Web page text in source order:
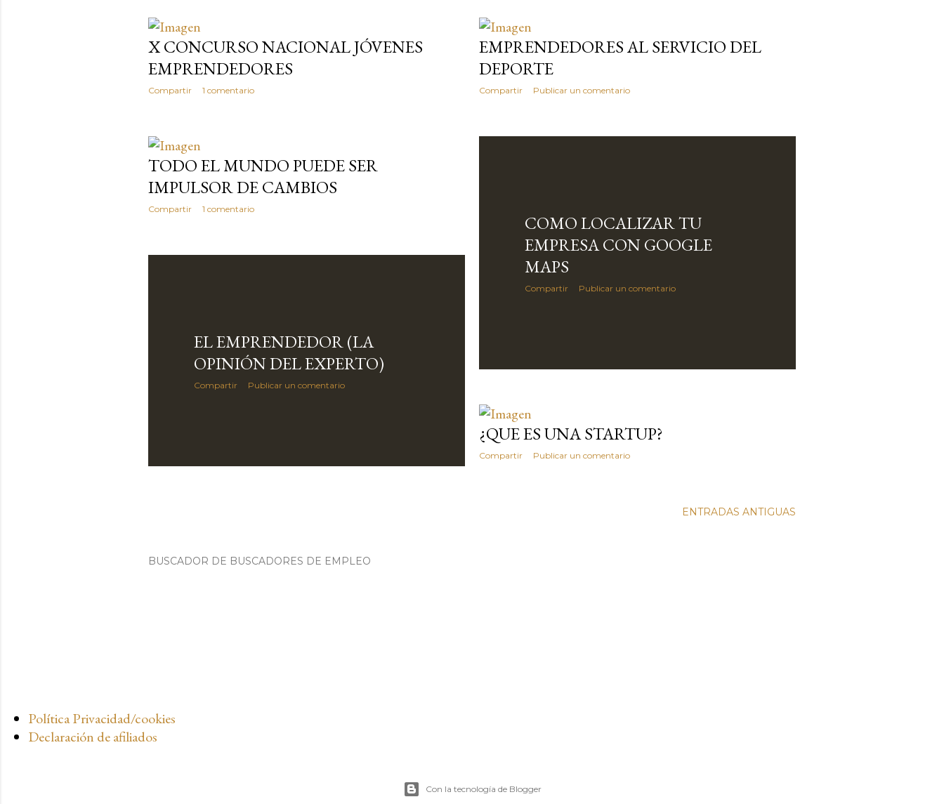
d
a
s
X CONCURSO NACIONAL JÓVENES
EMPRENDEDORES
Compartir 1 comentario
EMPRENDEDORES AL SERVICIO DEL
DEPORTE
Compartir Publicar un comentario
TODO EL MUNDO PUEDE SER
IMPULSOR DE CAMBIOS
Compartir 1 comentario
COMO LOCALIZAR TU
EMPRESA CON GOOGLE
MAPS
Compartir Publicar un comentario
EL EMPRENDEDOR (LA
OPINIÓN DEL EXPERTO)
Compartir Publicar un comentario
¿QUE ES UNA STARTUP?
Compartir Publicar un comentario
ENTRADAS ANTIGUAS
BUSCADOR DE BUSCADORES DE EMPLEO
Política Privacidad/cookies
Declaración de afiliados
Con la tecnología de Blogger